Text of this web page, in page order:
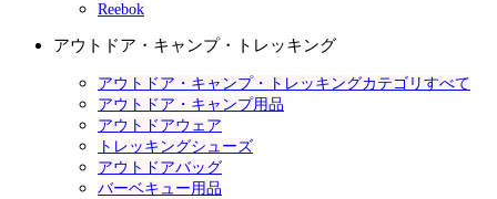
Reebok
アウトドア・キャンプ・トレッキング
アウトドア・キャンプ・トレッキングカテゴリすべて
アウトドア・キャンプ用品
アウトドアウェア
トレッキングシューズ
アウトドアバッグ
バーベキュー用品